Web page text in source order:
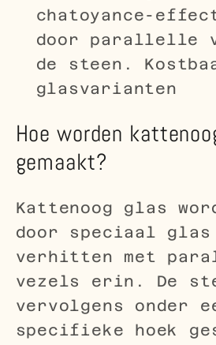
chatoyance-
door parallelle
de steen.
glasvarianten
Hoe worden
gemaakt?
Kattenoog glas
door speciaal
verhitten met
vezels erin. De
vervolgens onder
specifieke hoek